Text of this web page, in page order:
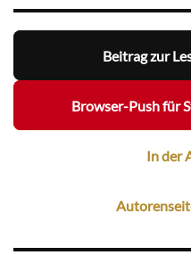
Beitrag zur
Browser-Push für
In der